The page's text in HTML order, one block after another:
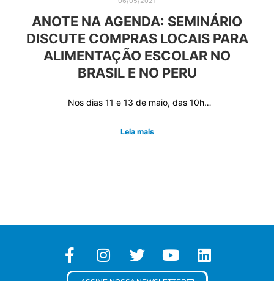
ANOTE NA AGENDA: SEMINÁRIO
DISCUTE COMPRAS LOCAIS PARA
ALIMENTAÇÃO ESCOLAR NO
BRASIL E NO PERU
Nos dias 11 e 13 de maio, das 10h…
Leia mais